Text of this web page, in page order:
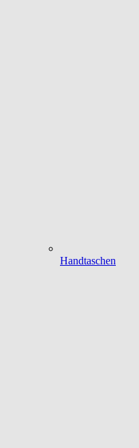
Handtaschen